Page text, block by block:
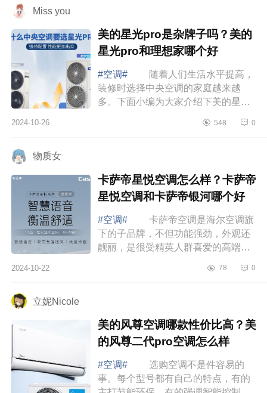
Miss you
美的星光pro是杂牌子吗？美的
星光pro和理想家哪个好
#空调#
随着人们生活水平提高，
装修时选择中央空调的家庭越来越
多。下面小编为大家介绍下美的星光
家哪个好 美的星光pro是杂牌子
2024-10-26 548 0
物质女
卡萨帝星悦空调怎么样？卡萨帝
星悦空调和卡萨帝银河哪个好
#空调#
卡萨帝空调是海尔空调旗
下的子品牌，不但功能强劲，外观还
靓丽，是很受精英人群喜爱的高端空
帝星悦空调怎么样？卡萨帝星悦空调
2024-10-22 78 0
立妮Nicole
美的风尊空调哪款性价比高？美
的风尊二代pro空调怎么样
#空调#
选购空调不是件容易的
事。每个型号都有自己的特点，有的